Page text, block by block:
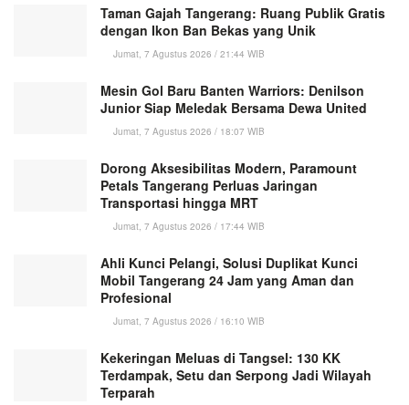
Taman Gajah Tangerang: Ruang Publik Gratis
dengan Ikon Ban Bekas yang Unik
Jumat, 7 Agustus 2026 / 21:44 WIB
Mesin Gol Baru Banten Warriors: Denilson
Junior Siap Meledak Bersama Dewa United
Jumat, 7 Agustus 2026 / 18:07 WIB
Dorong Aksesibilitas Modern, Paramount
Petals Tangerang Perluas Jaringan
Transportasi hingga MRT
Jumat, 7 Agustus 2026 / 17:44 WIB
Ahli Kunci Pelangi, Solusi Duplikat Kunci
Mobil Tangerang 24 Jam yang Aman dan
Profesional
Jumat, 7 Agustus 2026 / 16:10 WIB
Kekeringan Meluas di Tangsel: 130 KK
Terdampak, Setu dan Serpong Jadi Wilayah
Terparah